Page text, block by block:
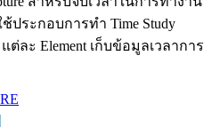
ระกอบการทำ Time Study
ต่ละ Element เก็บข้อมูลเวลาการ